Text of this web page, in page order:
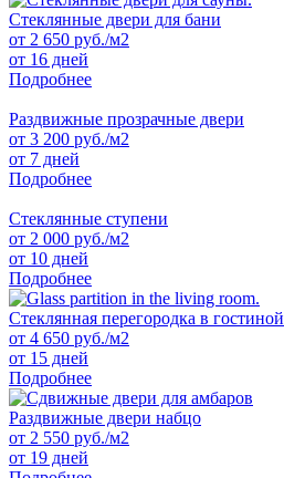
Стеклянные двери для бани
от 2 650 руб./м2
от 16 дней
Подробнее
Раздвижные прозрачные двери
от 3 200 руб./м2
от 7 дней
Подробнее
Стеклянные ступени
от 2 000 руб./м2
от 10 дней
Подробнее
Стеклянная перегородка в гостиной
от 4 650 руб./м2
от 15 дней
Подробнее
Раздвижные двери набцо
от 2 550 руб./м2
от 19 дней